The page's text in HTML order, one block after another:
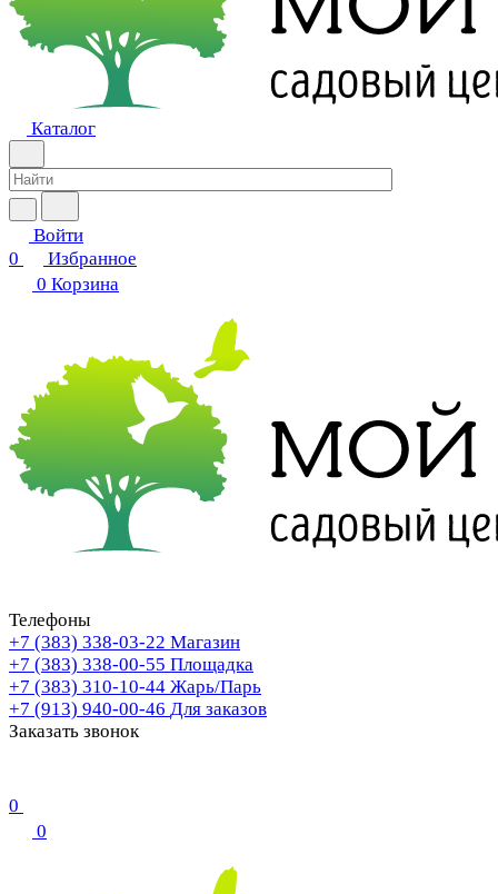
Каталог
Войти
0
Избранное
0 Корзина
Телефоны
+7 (383) 338-03-22 Магазин
+7 (383) 338-00-55 Площадка
+7 (383) 310-10-44 Жарь/Парь
+7 (913) 940-00-46 Для заказов
Заказать звонок
0
0